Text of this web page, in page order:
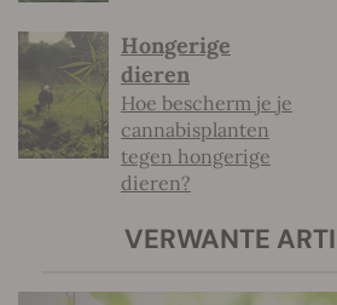
Hongerige
dieren
Hoe bescherm je je
cannabisplanten
tegen hongerige
dieren?
VERWANTE